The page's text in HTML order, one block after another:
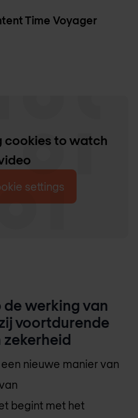
Time Voyager
cookies to watch
settings
de werking van
voortdurende
nieuwe manier van
begint met het